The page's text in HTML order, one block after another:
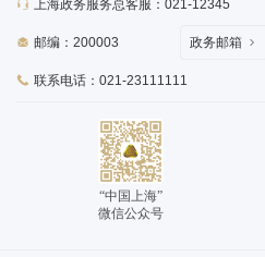
上海政务服务总客服：021-12345
邮编：200003
联系电话：021-23111111
政务邮箱
“中国上海”
微信公众号